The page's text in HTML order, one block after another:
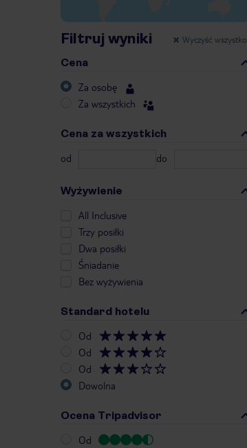
Filtruj wyniki Wyczyść wszystko
Cena
Za osobę
Za wszystkich
Cena za wszystkich
od do
Wyżywienie
All Inclusive
Trzy posiłki
Dwa posiłki
Śniadanie
Bez wyżywienia
Standard hotelu
Od
Od
Od
Dowolna
Ocena Tripadvisor
Od